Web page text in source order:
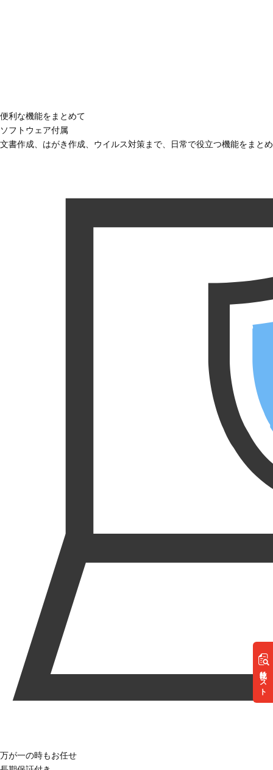
リスト
便利な機能をまとめて
ソフトウェア付属
文書作成、はがき作成、ウイルス対策まで、日常で役立つ機能をまと
万が一の時もお任せ